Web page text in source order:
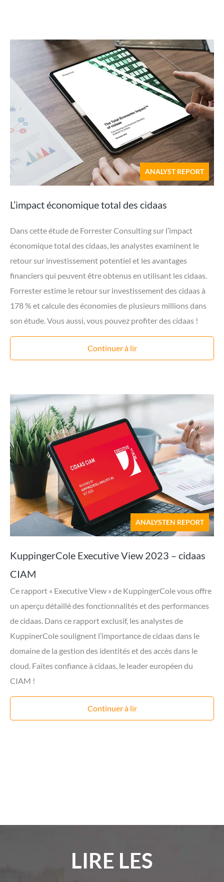
ANALYST REPORT
L’impact économique total des cidaas
Dans cette étude de Forrester Consulting sur l’impact
économique total des cidaas, les analystes examinent le
retour sur investissement potentiel et les avantages
financiers qui peuvent être obtenus en utilisant les cidaas.
Forrester estime le retour sur investissement des cidaas à
178 % et calcule des économies de plusieurs millions dans
son étude. Vous aussi, vous pouvez profiter des cidaas !
Continuer à lir
ANALYSTEN REPORT
KuppingerCole Executive View 2023 – cidaas
CIAM
Ce rapport « Executive View » de KuppingerCole vous offre
un aperçu détaillé des fonctionnalités et des performances
de cidaas. Dans ce rapport exclusif, les analystes de
KuppinerCole soulignent l’importance de cidaas dans le
domaine de la gestion des identités et des accès dans le
cloud. Faites confiance à cidaas, le leader européen du
CIAM !
Continuer à lir
LIRE LES